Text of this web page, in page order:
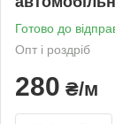
Готово до
Опт і роздріб
280 ₴/м